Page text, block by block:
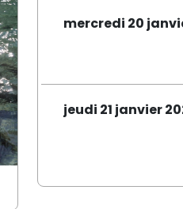
mercredi 20
jeudi 21 janvier